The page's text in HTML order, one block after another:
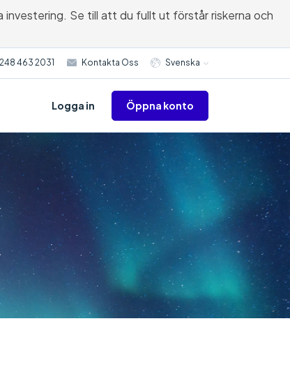
investering. Se till att du fullt ut förstår riskerna och
463 2031 Kontakta Oss Svenska
Logga in Öppna konto